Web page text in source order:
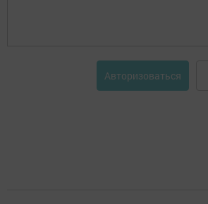
Авторизоваться